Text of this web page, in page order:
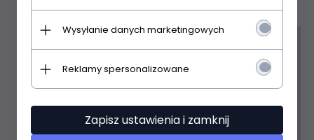
Wysyłanie danych marketingowych
Reklamy spersonalizowane
Zapisz ustawienia i zamknij